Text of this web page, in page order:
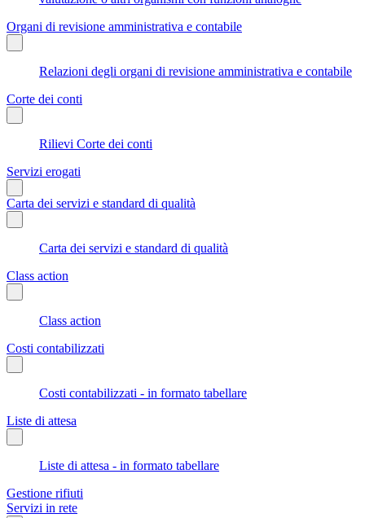
Organi di revisione amministrativa e contabile
Relazioni degli organi di revisione amministrativa e contabile
Corte dei conti
Rilievi Corte dei conti
Servizi erogati
Carta dei servizi e standard di qualità
Carta dei servizi e standard di qualità
Class action
Class action
Costi contabilizzati
Costi contabilizzati - in formato tabellare
Liste di attesa
Liste di attesa - in formato tabellare
Gestione rifiuti
Servizi in rete